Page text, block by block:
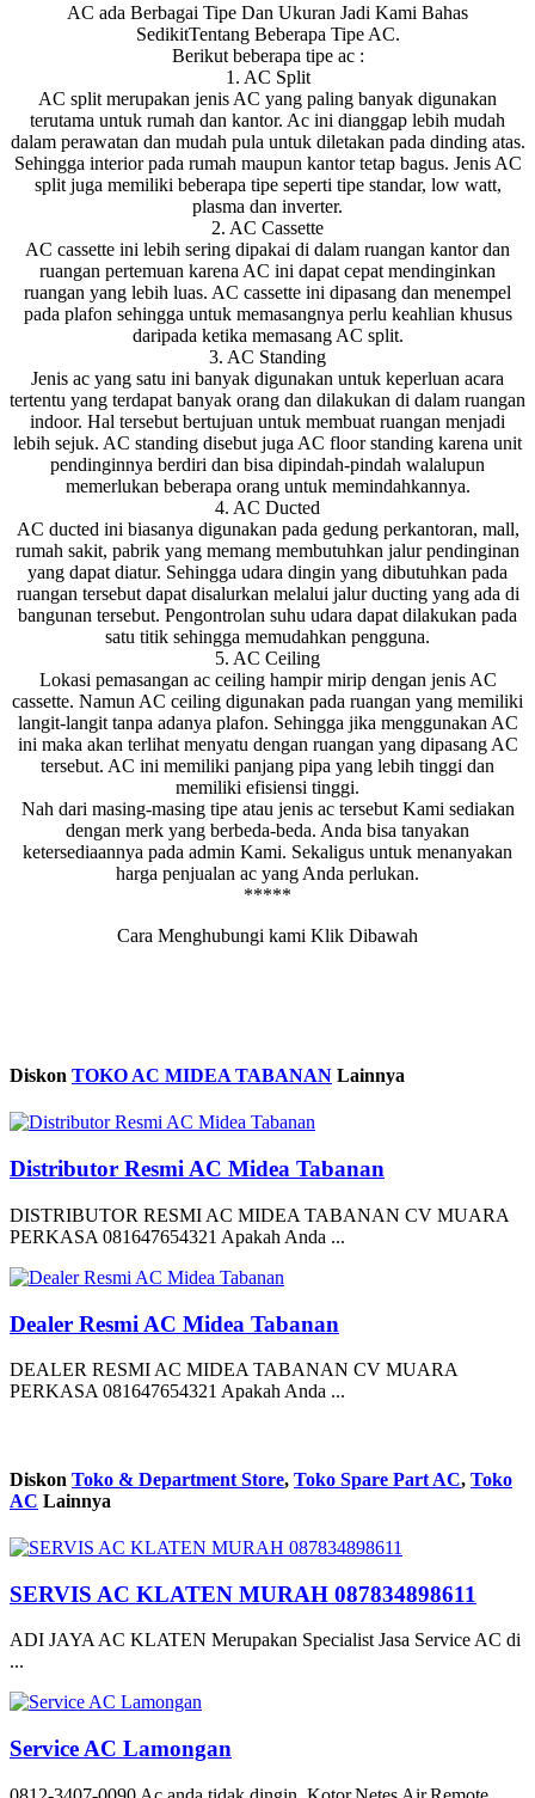
AC ada Berbagai Tipe Dan Ukuran Jadi Kami Bahas
SedikitTentang Beberapa Tipe AC.
Berikut beberapa tipe ac :
1. AC Split
AC split merupakan jenis AC yang paling banyak digunakan
terutama untuk rumah dan kantor. Ac ini dianggap lebih mudah
dalam perawatan dan mudah pula untuk diletakan pada dinding atas.
Sehingga interior pada rumah maupun kantor tetap bagus. Jenis AC
split juga memiliki beberapa tipe seperti tipe standar, low watt,
plasma dan inverter.
2. AC Cassette
AC cassette ini lebih sering dipakai di dalam ruangan kantor dan
ruangan pertemuan karena AC ini dapat cepat mendinginkan
ruangan yang lebih luas. AC cassette ini dipasang dan menempel
pada plafon sehingga untuk memasangnya perlu keahlian khusus
daripada ketika memasang AC split.
3. AC Standing
Jenis ac yang satu ini banyak digunakan untuk keperluan acara
tertentu yang terdapat banyak orang dan dilakukan di dalam ruangan
indoor. Hal tersebut bertujuan untuk membuat ruangan menjadi
lebih sejuk. AC standing disebut juga AC floor standing karena unit
pendinginnya berdiri dan bisa dipindah-pindah walalupun
memerlukan beberapa orang untuk memindahkannya.
4. AC Ducted
AC ducted ini biasanya digunakan pada gedung perkantoran, mall,
rumah sakit, pabrik yang memang membutuhkan jalur pendinginan
yang dapat diatur. Sehingga udara dingin yang dibutuhkan pada
ruangan tersebut dapat disalurkan melalui jalur ducting yang ada di
bangunan tersebut. Pengontrolan suhu udara dapat dilakukan pada
satu titik sehingga memudahkan pengguna.
5. AC Ceiling
Lokasi pemasangan ac ceiling hampir mirip dengan jenis AC
cassette. Namun AC ceiling digunakan pada ruangan yang memiliki
langit-langit tanpa adanya plafon. Sehingga jika menggunakan AC
ini maka akan terlihat menyatu dengan ruangan yang dipasang AC
tersebut. AC ini memiliki panjang pipa yang lebih tinggi dan
memiliki efisiensi tinggi.
Nah dari masing-masing tipe atau jenis ac tersebut Kami sediakan
dengan merk yang berbeda-beda. Anda bisa tanyakan
ketersediaannya pada admin Kami. Sekaligus untuk menanyakan
harga penjualan ac yang Anda perlukan.
*****
Cara Menghubungi kami Klik Dibawah
Diskon TOKO AC MIDEA TABANAN Lainnya
Distributor Resmi AC Midea Tabanan
DISTRIBUTOR RESMI AC MIDEA TABANAN CV MUARA
PERKASA 081647654321 Apakah Anda ...
Dealer Resmi AC Midea Tabanan
DEALER RESMI AC MIDEA TABANAN CV MUARA
PERKASA 081647654321 Apakah Anda ...
Diskon Toko & Department Store, Toko Spare Part AC, Toko
AC Lainnya
SERVIS AC KLATEN MURAH 087834898611
ADI JAYA AC KLATEN Merupakan Specialist Jasa Service AC di
...
Service AC Lamongan